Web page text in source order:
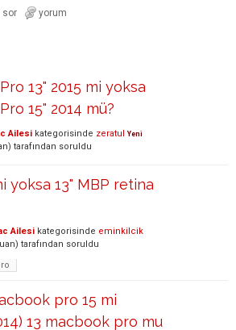
13" 2015 mi yoksa
15" 2014 mü?
Ailesi kategorisinde zeratul Yeni
tarafından soruldu
yoksa 13" MBP retina
Ailesi kategorisinde eminkilcik
tarafından soruldu
pro 15 mi
13 macbook pro mu